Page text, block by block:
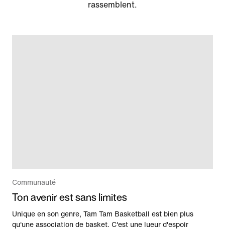
rassemblent.
Communauté
Ton avenir est sans limites
Unique en son genre, Tam Tam Basketball est bien plus
qu'une association de basket. C'est une lueur d'espoir